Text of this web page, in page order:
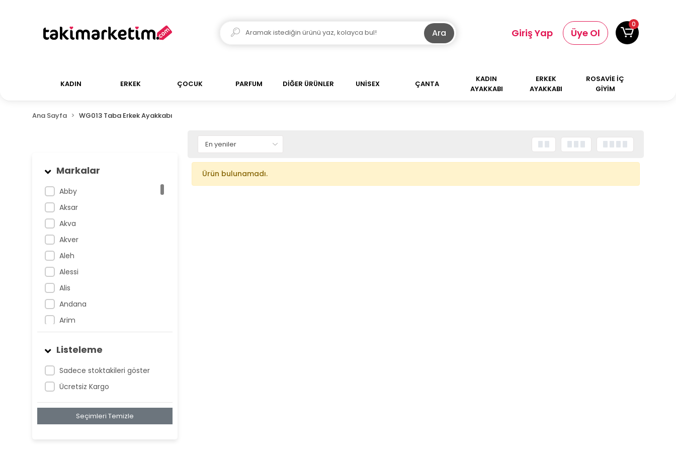
Ara Giriş Yap Üye Ol
0
KADIN ERKEK ÇOCUK PARFUM DİĞER ÜRÜNLER UNİSEX ÇANTA
KADIN
AYAKKABI
ERKEK
AYAKKABI
ROSAVİE İÇ
GİYİM
Ana Sayfa WG013 Taba Erkek Ayakkabı
Markalar
Abby
Aksar
Akva
Akver
Aleh
Alessi
Alis
Andana
Arim
Atnis
Belan
Belay
Birta
Listeleme
Sadece stoktakileri göster
Ücretsiz Kargo
Seçimleri Temizle
Ürün bulunamadı.